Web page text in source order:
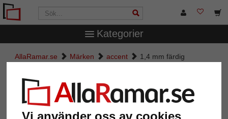
Kategorier
AllaRamar.se Märken accent
1,4 mm färdig
1,4 mm färdig passepartout
måttbeställd